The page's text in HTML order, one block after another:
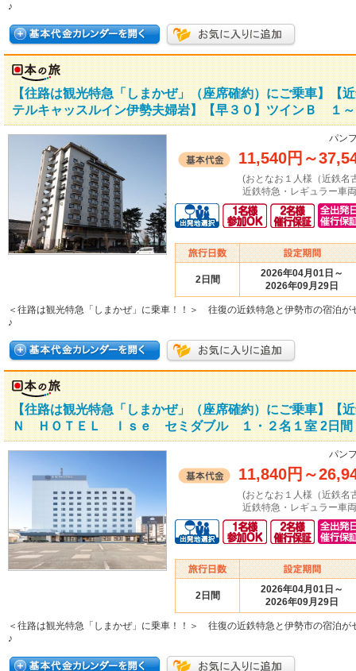
♪
【往路は観光特急「しまかぜ」（座席確約）にご乗車】【
テルキャッスルイン伊勢夫婦岩】【早３０】ツインＢ １
パン
11,540円 ～
(おとなお１人様（近鉄名
近鉄特急・レギュラー車
2日間
2026年04月01日～
2026年09月29日
＜往路は観光特急「しまかぜ」に乗車！！＞ 往復の近鉄特急と伊勢市の宿泊が
♪
【往路は観光特急「しまかぜ」（座席確約）にご乗車】【
Ｎ ＨＯＴＥＬ Ｉｓｅ セミダブル １・２名１室 2日間
パン
11,840円 ～
(おとなお１人様（近鉄名
近鉄特急・レギュラー車
2日間
2026年04月01日～
2026年09月29日
＜往路は観光特急「しまかぜ」に乗車！！＞ 往復の近鉄特急と伊勢市の宿泊が
♪